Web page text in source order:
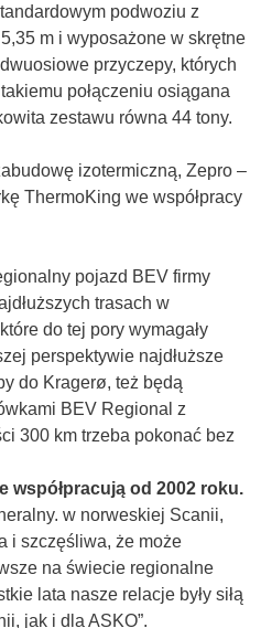
podwoziu z
m i wyposażone w skrętne
przyczepy, których
połączeniu osiągana
zestawu równa 44 tony.
izotermiczną, Zepro –
ThermoKing we współpracy
pojazd BEV firmy
trasach w
do tej pory wymagały
perspektywie najdłuższe
do Kragerø, też będą
BEV Regional z
300 km trzeba pokonać bez
współpracują od 2002 roku.
w norweskiej Scanii,
i szczęśliwa, że może
na świecie regionalne
lata nasze relacje były siłą
jak i dla ASKO”.